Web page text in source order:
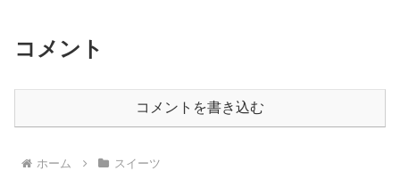
コメント
コメントを書き込む
ホーム スイーツ